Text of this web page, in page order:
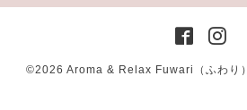
©2026 Aroma & Relax Fuwari（ふわり）